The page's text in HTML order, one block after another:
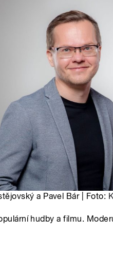
a Pavel Bár | Foto:
hudby a filmu.